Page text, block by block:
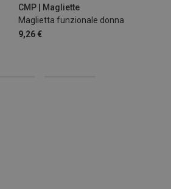
CMP | Magliette
Maglietta funzionale donna
9,26 €